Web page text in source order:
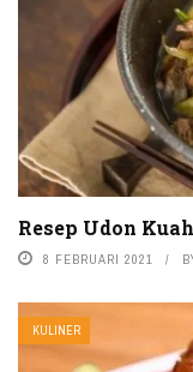
Resep Udon
8 FEBRUARI 2021
KULINER